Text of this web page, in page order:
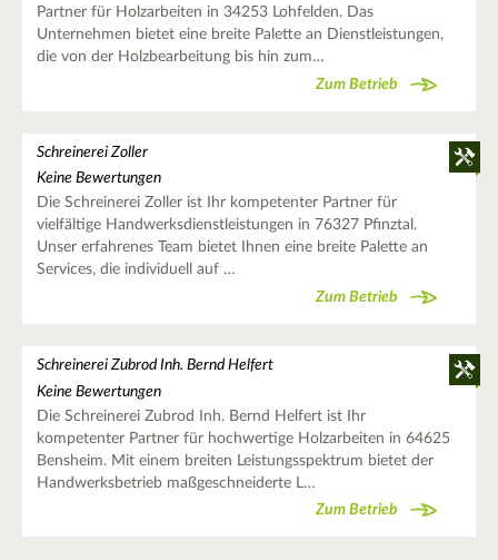
Partner für Holzarbeiten in 34253 Lohfelden. Das
Unternehmen bietet eine breite Palette an Dienstleistungen,
die von der Holzbearbeitung bis hin zum…
Zum Betrieb
Schreinerei Zoller
Keine Bewertungen
Die Schreinerei Zoller ist Ihr kompetenter Partner für
vielfältige Handwerksdienstleistungen in 76327 Pfinztal.
Unser erfahrenes Team bietet Ihnen eine breite Palette an
Services, die individuell auf …
Zum Betrieb
Schreinerei Zubrod Inh. Bernd Helfert
Keine Bewertungen
Die Schreinerei Zubrod Inh. Bernd Helfert ist Ihr
kompetenter Partner für hochwertige Holzarbeiten in 64625
Bensheim. Mit einem breiten Leistungsspektrum bietet der
Handwerksbetrieb maßgeschneiderte L…
Zum Betrieb